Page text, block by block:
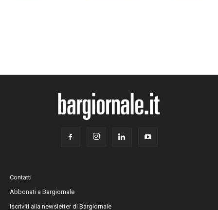
Contatti
Abbonati a Bargiornale
Iscriviti alla newsletter di Bargiornale